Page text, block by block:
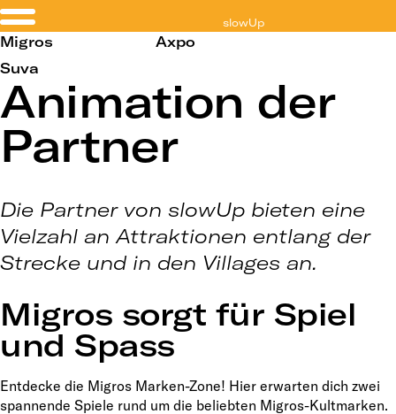
slowUp
Migros
Axpo
Suva
Animation der
Partner
Die Partner von slowUp bieten eine
Vielzahl an Attraktionen entlang der
Strecke und in den Villages an.
Migros sorgt für Spiel
und Spass
Entdecke die Migros Marken-Zone! Hier erwarten dich zwei
spannende Spiele rund um die beliebten Migros-Kultmarken.